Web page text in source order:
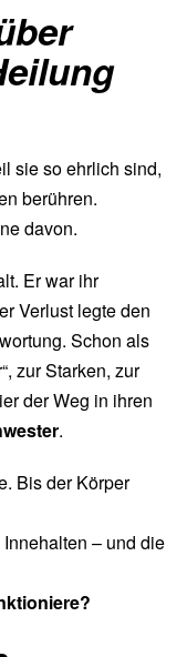
sie so ehrlich sind,
berühren.
davon.
Er war ihr
Verlust legte den
Schon als
zur Starken, zur
der Weg in ihren
.
Bis der Körper
– und die